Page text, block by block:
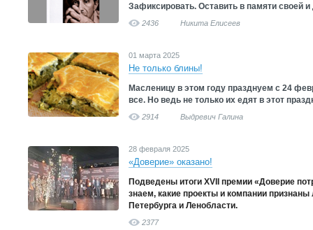
Зафиксировать. Оставить в памяти своей и
2436 Никита Елисеев
01 марта 2025
Не только блины!
Масленицу в этом году празднуем с 24
все. Но ведь не только их едят в этот
2914 Выдревич Галина
28 февраля 2025
«Доверие» оказано!
Подведены итоги XVII премии «Доверие
знаем, какие проекты и компании
Петербурга и Ленобласти.
2377